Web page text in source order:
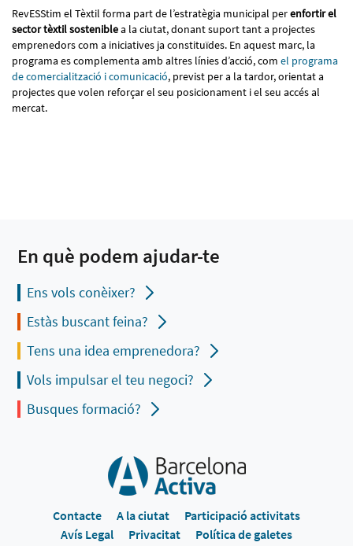
RevESStim el Tèxtil forma part de l’estratègia municipal perenfortir el
sector tèxtil sosteniblea la ciutat, donant suport tant a projectes
emprenedors com a iniciatives ja constituïdes. En aquest marc, la
programa es complementa amb altres línies d’acció, com el programa
de comercialització i comunicació, previst per a la tardor, orientat a
projectes que volen reforçar el seu posicionament i el seu accés al
mercat.
En què podem ajudar-te
Ens vols conèixer?
Estàs buscant feina?
Tens una idea emprenedora?
Vols impulsar el teu negoci?
Busques formació?
Contacte A la ciutat
Participació activitats
Avís Legal
Privacitat Política de galetes